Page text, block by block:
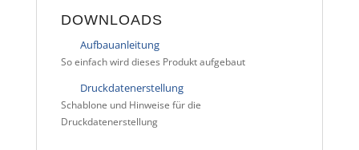
DOWNLOADS
Aufbauanleitung
So einfach wird dieses Produkt aufgebaut
Druckdatenerstellung
Schablone und Hinweise für die
Druckdatenerstellung